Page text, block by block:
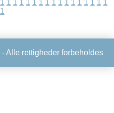
1 1 1 1 1 1 1 1 1 1 1 1 1 1 1 1 1
1
- Alle rettigheder forbeholdes